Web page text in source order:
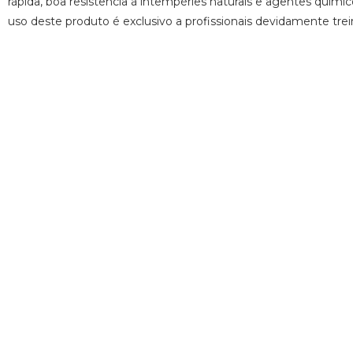
uso deste produto é exclusivo a profissionais devidamente